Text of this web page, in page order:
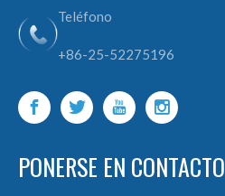
Teléfono
+86-25-52275196
PONERSE EN CONTACTO